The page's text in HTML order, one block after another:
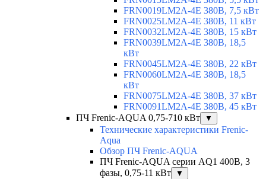
FRN0019LM2A-4E 380В, 7,5 кВт
FRN0025LM2A-4E 380В, 11 кВт
FRN0032LM2A-4E 380В, 15 кВт
FRN0039LM2A-4E 380В, 18,5
кВт
FRN0045LM2A-4E 380В, 22 кВт
FRN0060LM2A-4E 380В, 18,5
кВт
FRN0075LM2A-4E 380В, 37 кВт
FRN0091LM2A-4E 380В, 45 кВт
ПЧ Frenic-AQUA 0,75-710 кВт
▼
Технические характеристики Frenic-
Aqua
Обзор ПЧ Frenic-AQUA
ПЧ Frenic-AQUA серии AQ1 400В, 3
фазы, 0,75-11 кВт
▼